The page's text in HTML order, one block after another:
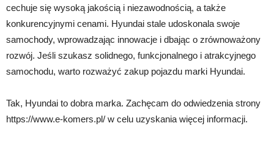
cechuje się wysoką jakością i niezawodnością, a także
konkurencyjnymi cenami. Hyundai stale udoskonala swoje
samochody, wprowadzając innowacje i dbając o zrównoważony
rozwój. Jeśli szukasz solidnego, funkcjonalnego i atrakcyjnego
samochodu, warto rozważyć zakup pojazdu marki Hyundai.
Tak, Hyundai to dobra marka. Zachęcam do odwiedzenia strony
https://www.e-komers.pl/ w celu uzyskania więcej informacji.